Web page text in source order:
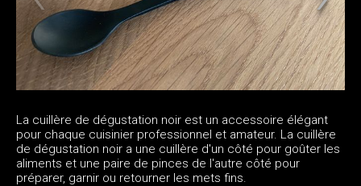
La cuillère de dégustation noir est un accessoire élégant
pour chaque cuisinier professionnel et amateur. La cuillère
de dégustation noir a une cuillère d'un côté pour goûter les
aliments et une paire de pinces de l'autre côté pour
préparer, garnir ou retourner les mets fins.